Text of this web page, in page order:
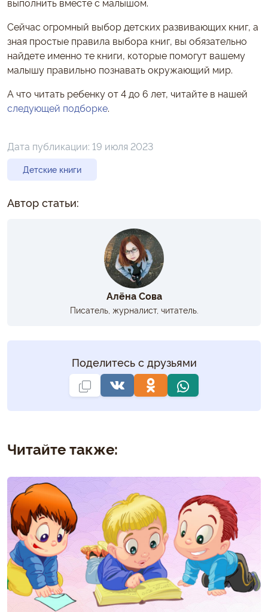
Сейчас огромный выбор детских развивающих книг, а
зная простые правила выбора книг, вы обязательно
найдете именно те книги, которые помогут вашему
малышу правильно познавать окружающий мир.
А что читать ребенку от 4 до 6 лет, читайте в нашей
следующей подборке.
Дата публикации: 19 июля 2023
Детские книги
Автор статьи:
Алёна Сова
Писатель, журналист, читатель.
Поделитесь с друзьями
Читайте также: